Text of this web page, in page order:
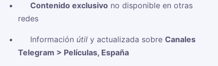
Contenido exclusivo no disponible en otras
redes
✅ Información útily actualizada sobre Canales
Telegram > Películas, España